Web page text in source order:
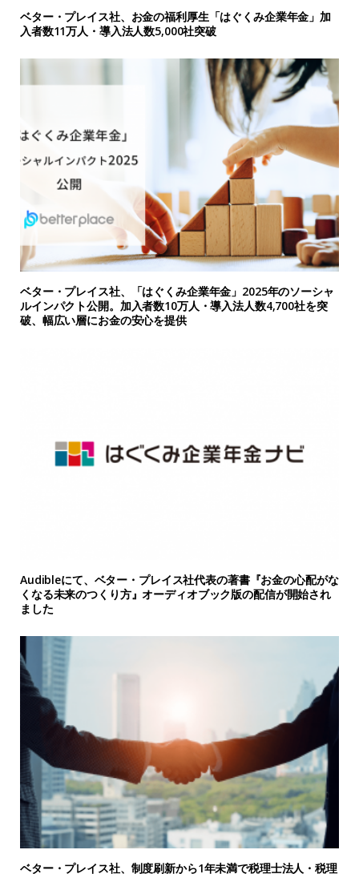
ベター・プレイス社、お金の福利厚生「はぐくみ企業年金」加
入者数11万人・導入法人数5,000社突破
ベター・プレイス社、「はぐくみ企業年金」2025年のソーシャ
ルインパクト公開。加入者数10万人・導入法人数4,700社を突
破、幅広い層にお金の安心を提供
Audibleにて、ベター・プレイス社代表の著書『お金の心配がな
くなる未来のつくり方』オーディオブック版の配信が開始され
ました
ベター・プレイス社、制度刷新から1年未満で税理士法人・税理